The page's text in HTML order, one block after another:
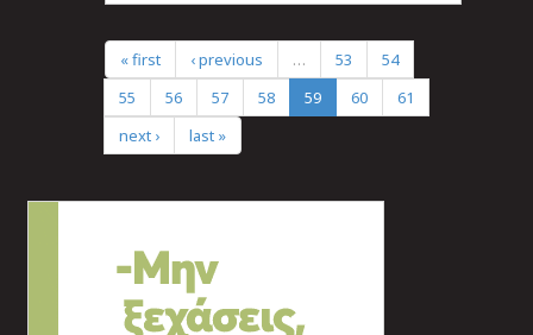
« first ‹ previous … 53
54
55
56 57 58 59 60
61
next ›
last »